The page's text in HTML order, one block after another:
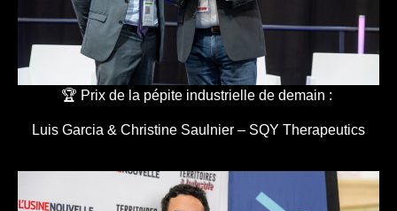
🏆 Prix de la pépite industrielle de demain :
Luis Garcia & Christine Saulnier – SQY Therapeutics